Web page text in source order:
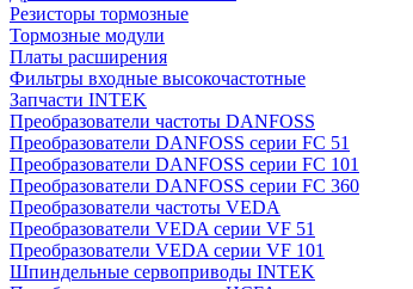
Резисторы тормозные
Тормозные модули
Платы расширения
Фильтры входные высокочастотные
Запчасти INTEK
Преобразователи частоты DANFOSS
Преобразователи DANFOSS серии FC 51
Преобразователи DANFOSS серии FC 101
Преобразователи DANFOSS серии FC 360
Преобразователи частоты VEDA
Преобразователи VEDA серии VF 51
Преобразователи VEDA серии VF 101
Шпиндельные сервоприводы INTEK